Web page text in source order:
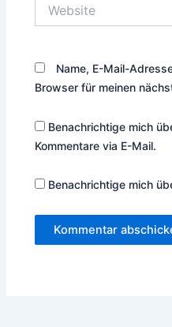
Name, E-Mail-
Browser für meinen
Benachrichtige mich
Kommentare via E-Mail.
Benachrichtige mich